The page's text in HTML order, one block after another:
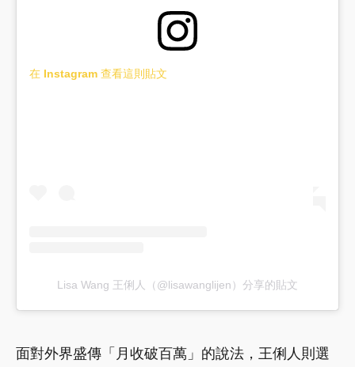
在 Instagram 查看這則貼文
Lisa Wang 王俐人（@lisawanglijen）分享的貼文
面對外界盛傳「月收破百萬」的說法，王俐人則選